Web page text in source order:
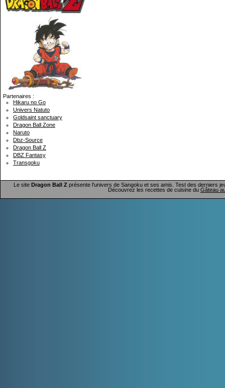
Partenaires :
Hikaru no Go
Univers Natuto
Goldsaint sanctuary
Dragon Ball Zone
Naruto
Dbz-Source
Dragon Ball Z
DBZ Fantasy
Transgoku
Le site Dragon Ball Zprésente l'univers de Sangoku et ses amis. Test des derniers
Découvrez les recettes de cuisine du Gâteau